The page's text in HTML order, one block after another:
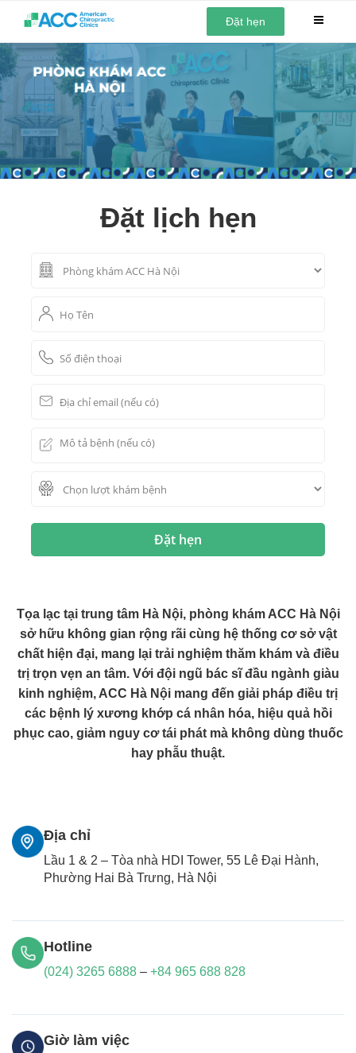
Đặt hẹn
Đặt lịch hẹn
Đặt hẹn
Tọa lạc tại trung tâm Hà Nội, phòng khám ACC Hà Nội
sở hữu không gian rộng rãi cùng hệ thống cơ sở vật
chất hiện đại, mang lại trải nghiệm thăm khám và điều
trị trọn vẹn an tâm. Với đội ngũ bác sĩ đầu ngành giàu
kinh nghiệm, ACC Hà Nội mang đến giải pháp điều trị
các bệnh lý xương khớp cá nhân hóa, hiệu quả hồi
phục cao, giảm nguy cơ tái phát mà không dùng thuốc
hay phẫu thuật.
Địa chỉ
Lầu 1 & 2 – Tòa nhà HDI Tower, 55 Lê Đại Hành,
Phường Hai Bà Trưng, Hà Nội
Hotline
(024) 3265 6888 – +84 965 688 828
Giờ làm việc